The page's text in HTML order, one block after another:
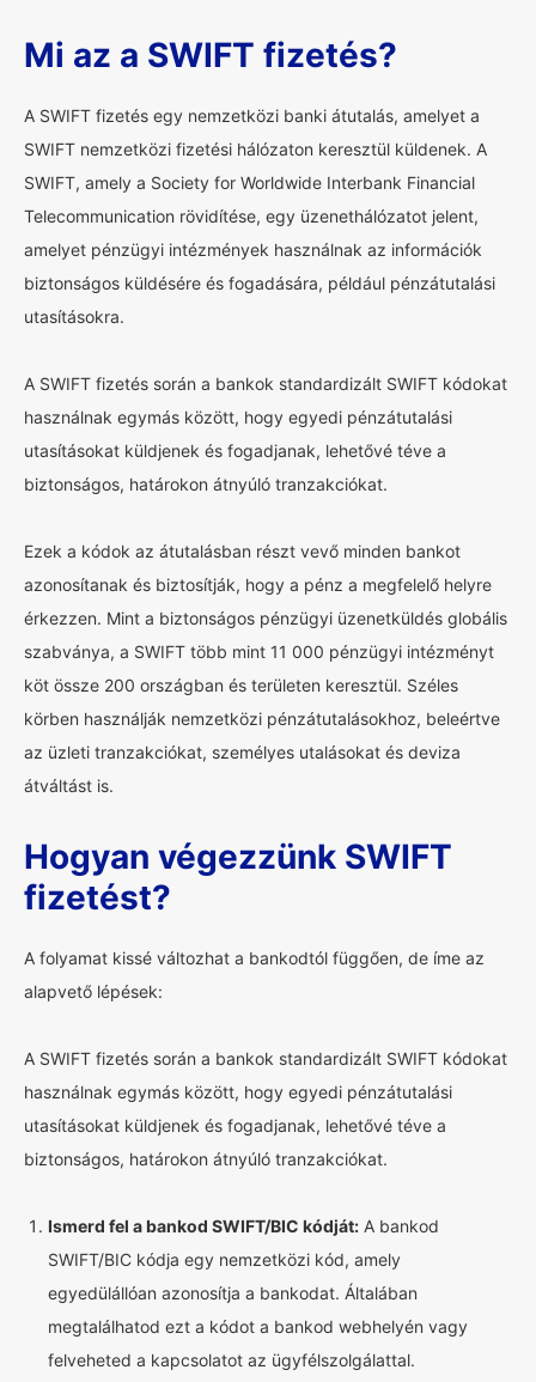
Mi az a SWIFT fizetés?
A SWIFT fizetés egy nemzetközi banki átutalás, amelyet a
SWIFT nemzetközi fizetési hálózaton keresztül küldenek. A
SWIFT, amely a Society for Worldwide Interbank Financial
Telecommunication rövidítése, egy üzenethálózatot jelent,
amelyet pénzügyi intézmények használnak az információk
biztonságos küldésére és fogadására, például pénzátutalási
utasításokra.
A SWIFT fizetés során a bankok standardizált SWIFT kódokat
használnak egymás között, hogy egyedi pénzátutalási
utasításokat küldjenek és fogadjanak, lehetővé téve a
biztonságos, határokon átnyúló tranzakciókat.
Ezek a kódok az átutalásban részt vevő minden bankot
azonosítanak és biztosítják, hogy a pénz a megfelelő helyre
érkezzen. Mint a biztonságos pénzügyi üzenetküldés globális
szabványa, a SWIFT több mint 11 000 pénzügyi intézményt
köt össze 200 országban és területen keresztül. Széles
körben használják nemzetközi pénzátutalásokhoz, beleértve
az üzleti tranzakciókat, személyes utalásokat és deviza
átváltást is.
Hogyan végezzünk SWIFT
fizetést?
A folyamat kissé változhat a bankodtól függően, de íme az
alapvető lépések:
A SWIFT fizetés során a bankok standardizált SWIFT kódokat
használnak egymás között, hogy egyedi pénzátutalási
utasításokat küldjenek és fogadjanak, lehetővé téve a
biztonságos, határokon átnyúló tranzakciókat.
Ismerd fel a bankod SWIFT/BIC kódját: A bankod
SWIFT/BIC kódja egy nemzetközi kód, amely
egyedülállóan azonosítja a bankodat. Általában
megtalálhatod ezt a kódot a bankod webhelyén vagy
felveheted a kapcsolatot az ügyfélszolgálattal.